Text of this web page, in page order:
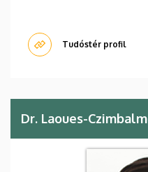
Tudóstér profil
Dr. Laoues-